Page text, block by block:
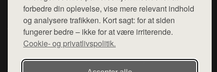
forbedre din oplevelse, vise mere relevant indhold
og analysere trafikken. Kort sagt: for at siden
fungerer bedre – ikke for at være irriterende.
Cookie- og privatlivspolitik.
Cookie- og privatlivspolitik
Denne side er en del af want.dk, der udgiver en række
hjemmesider med præsentation af forskellige produkter fra
diverse webshops. Der sælges ikke varer fra denne side - vi